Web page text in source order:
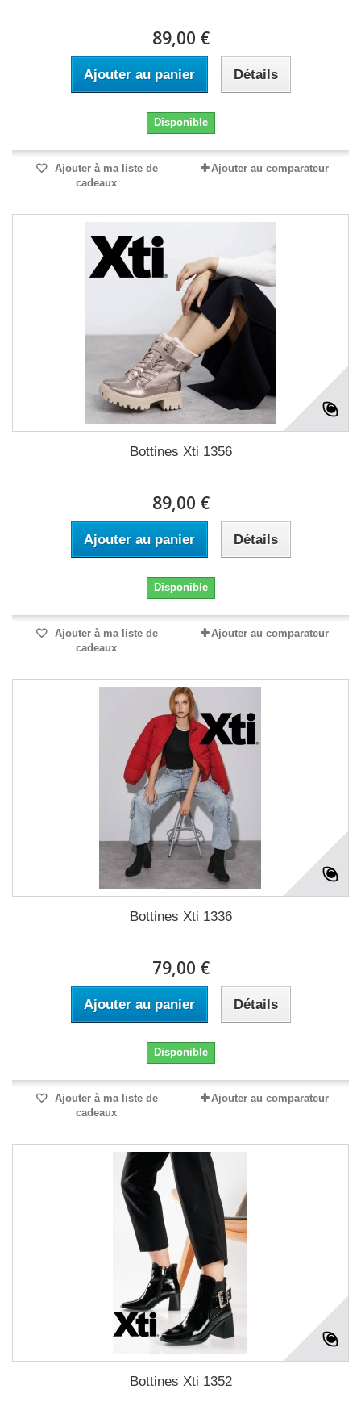
89,00 €
Ajouter au panier Détails
Disponible
Ajouter à ma liste de
cadeaux
Ajouter au comparateur
Bottines Xti 1356
89,00 €
Ajouter au panier Détails
Disponible
Ajouter à ma liste de
cadeaux
Ajouter au comparateur
Bottines Xti 1336
79,00 €
Ajouter au panier Détails
Disponible
Ajouter à ma liste de
cadeaux
Ajouter au comparateur
Bottines Xti 1352